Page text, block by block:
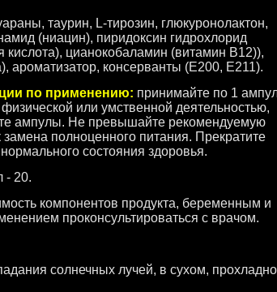
таурин, L-тирозин, глюкуронолактон,
(ниацин), пиридоксин гидрохлорид
кислота), цианокобаламин (витамин В12)),
ароматизатор, консерванты (Е200, Е211).
по применению: принимайте по 1
или умственной деятельностью,
ампулы. Не превышайте рекомендуемую
замена полноценного питания. Прекратите
состояния здоровья.
- 20.
компонентов продукта, беременным и
проконсультироваться с врачом.
солнечных лучей, в сухом,